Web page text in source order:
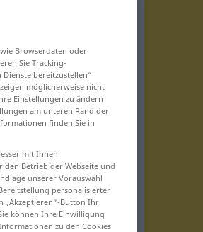
Browserdaten oder
Sie Tracking-
bereitzustellen“
möglicherweise nicht
Einstellungen zu ändern
am unteren Rand der
finden Sie in
mit Ihnen
Betrieb der Webseite und
unserer Vorauswahl
personalisierter
„Akzeptieren“-Button Ihr
können Ihre Einwilligung
zu den Cookies